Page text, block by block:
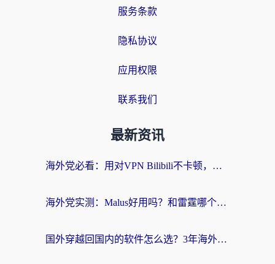
服务条款
隐私协议
应用权限
联系我们
最新资讯
海外党必看：用对VPN Bilibili不卡顿，英国玩国内游戏也丝滑——2026回国加速器选择指南
海外党实测：Malus好用吗？和雷霆哪个好？+ 3款热门加速器深度对比
国外穿越回国内的软件怎么选？3年海外党亲测实用指南，告别地域限制